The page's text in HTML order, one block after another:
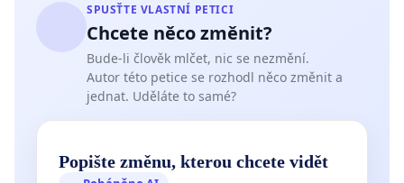
SPUSŤTE VLASTNÍ PETICI
Chcete něco změnit?
Bude-li člověk mlčet, nic se nezmění.
Autor této petice se rozhodl něco změnit a
jednat. Uděláte to samé?
Popište změnu, kterou chcete vidět